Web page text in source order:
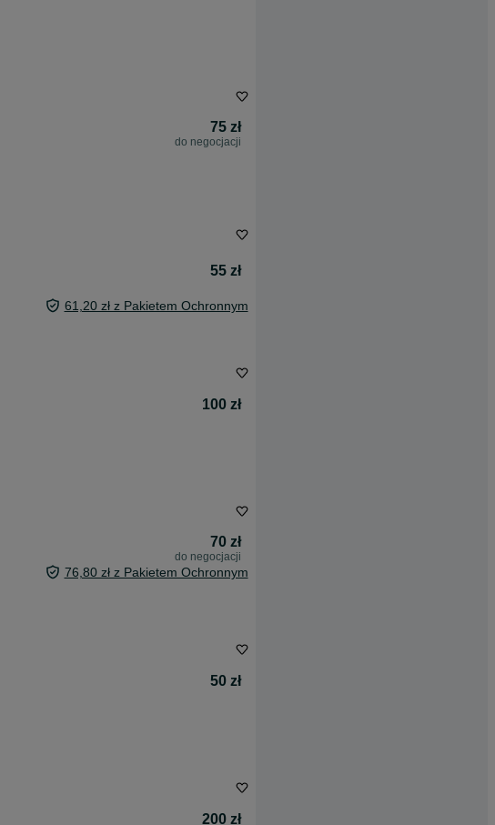
75 zł
do negocjacji
55 zł
61,20 zł z Pakietem Ochronnym
100 zł
70 zł
do negocjacji
76,80 zł z Pakietem Ochronnym
50 zł
200 zł